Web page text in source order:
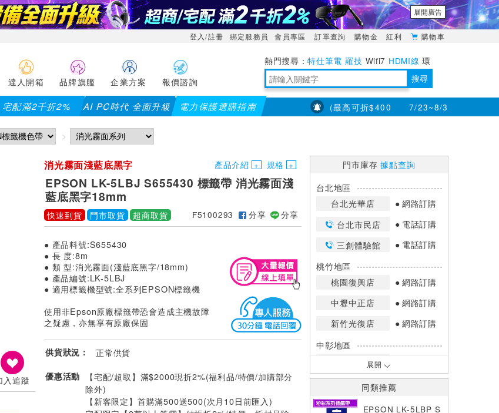
展開廣告
登入/註冊 綁定服務員 會員專區 訂單查詢 購物金 紅利 購物車
達人開箱 品牌旗艦 企業方案 報價諮詢
特仕筆電 羅技 Wifi7 HDMI線 環
境量測 明緯POWER 搜尋
宅配滿2千折2% AI PC時代 全面升級 電力保護選購指南
折百(部分品項不適用，滿2千折200...) 儀錶指定款單筆滿8000折200 (最高可折$400 7/23~8/31【耳機喇叭】滿
入追蹤
消光霧面淺藍底黑字 產品介紹 規格
EPSON LK-5LBJ S655430 標籤帶 消光霧面淺
藍底黑字18mm
快速到貨 門市取貨 超商取貨 F5100293 分享 分享
● 產品料號:S655430
● 長 度:8m
● 類 型:消光霧面(淺藍底黑字/18mm)
● 產品編號:LK-5LBJ
● 適用標籤機型號:全系列EPSON標籤機
使用非Epson原廠標籤帶恐會造成主機故障
之疑慮，亦無享有原廠保固
供貨狀況： 正常供貨
優惠活動
【宅配/超取】滿$2000現折2%(福利品/特價/加購部分
除外)
【新客限定】首購滿500送500(次月10日前匯入)
門市庫存據點查詢
台北地區
台北光華店
網路訂購
台北市民店
電話訂購
三創體驗館
電話訂購
桃竹地區
桃園復興店
網路訂購
中壢中正店
網路訂購
新竹光復店
網路訂購
中彰地區
台中英才店
嘉南地區
高雄中華店
展開
同類推薦
EPSON LK-5LBP S